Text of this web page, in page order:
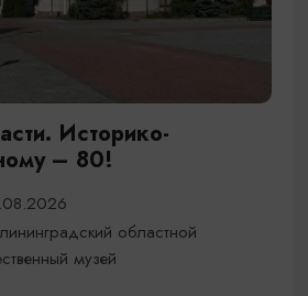
Историко-
– 80!
областной
музей